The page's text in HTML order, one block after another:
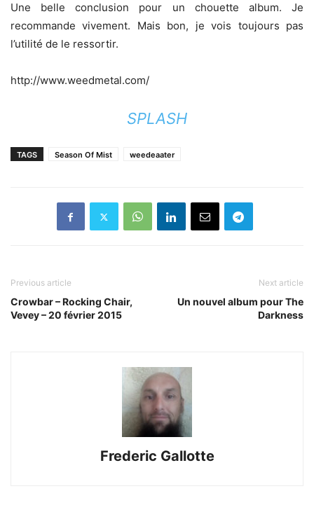
Une belle conclusion pour un chouette album. Je
recommande vivement. Mais bon, je vois toujours pas
l’utilité de le ressortir.
http://www.weedmetal.com/
SPLASH
TAGS Season Of Mist weedeaater
Previous article
Crowbar – Rocking Chair,
Vevey – 20 février 2015
Next article
Un nouvel album pour The
Darkness
Frederic Gallotte